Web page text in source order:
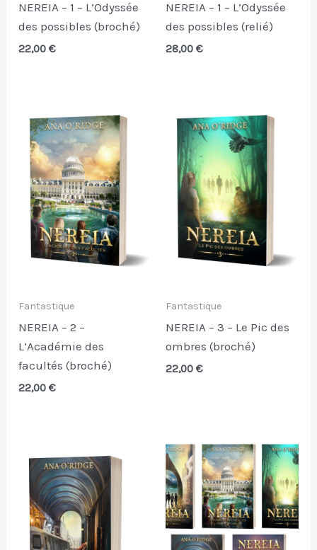
NEREIA – 1 – L’Odyssée
des possibles (broché)
22,00€
NEREIA – 1 – L’Odyssée
des possibles (relié)
28,00 €
Fantastique
NEREIA – 2 –
L’Académie des
facultés (broché)
22,00€
Fantastique
NEREIA – 3 – Le Pic des
ombres (broché)
22,00 €